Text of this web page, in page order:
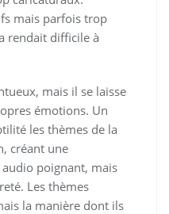
mais parfois trop
rendait difficile à
mais il se laisse
émotions. Un
les thèmes de la
créant une
poignant, mais
Les thèmes
la manière dont ils